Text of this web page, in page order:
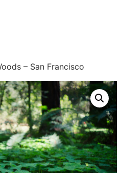
– San Francisco